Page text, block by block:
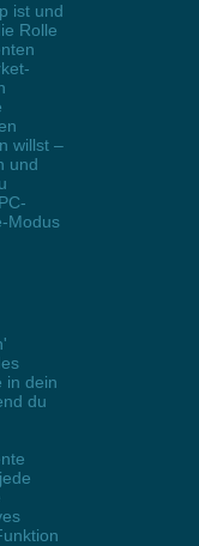
ist und
Rolle
willst –
und
Modus
in dein
du